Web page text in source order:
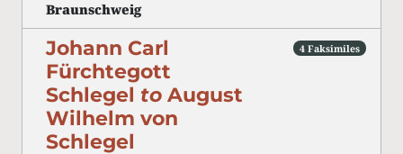
Braunschweig
Johann Carl
Fürchtegott
Schlegel to August
Wilhelm von
Schlegel
4 Faksimiles